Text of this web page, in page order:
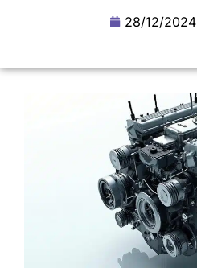
28/12/2024